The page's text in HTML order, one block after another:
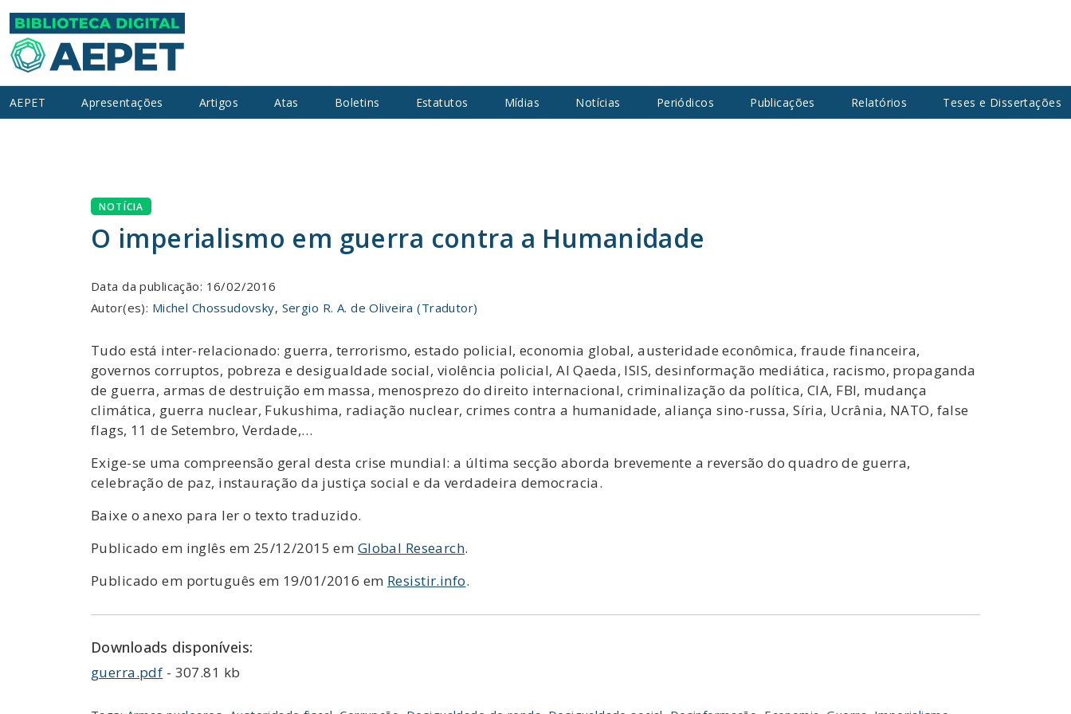
AEPET Apresentações Artigos Atas Boletins Estatutos Mídias Notícias Periódicos Publicações Relatórios Teses e Dissertações
NOTÍCIA
O imperialismo em guerra contra a Humanidade
Data da publicação: 16/02/2016
Autor(es): Michel Chossudovsky, Sergio R. A. de Oliveira (Tradutor)
Tudo está inter-relacionado: guerra, terrorismo, estado policial, economia global, austeridade econômica, fraude financeira,
governos corruptos, pobreza e desigualdade social, violência policial, Al Qaeda, ISIS, desinformação mediática, racismo, propaganda
de guerra, armas de destruição em massa, menosprezo do direito internacional, criminalização da política, CIA, FBI, mudança
climática, guerra nuclear, Fukushima, radiação nuclear, crimes contra a humanidade, aliança sino-russa, Síria, Ucrânia, NATO, false
flags, 11 de Setembro, Verdade,…
Exige-se uma compreensão geral desta crise mundial: a última secção aborda brevemente a reversão do quadro de guerra,
celebração de paz, instauração da justiça social e da verdadeira democracia.
Baixe o anexo para ler o texto traduzido.
Publicado em inglês em 25/12/2015 em Global Research.
Publicado em português em 19/01/2016 em Resistir.info.
Downloads disponíveis:
guerra.pdf - 307.81 kb